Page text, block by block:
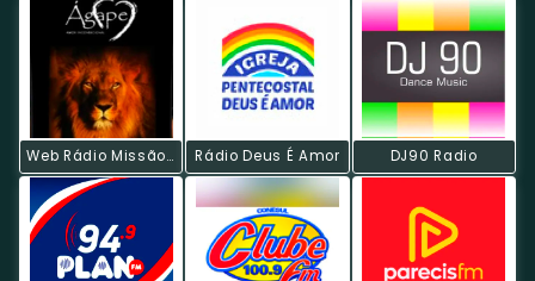
Web Rádio Missão Ágape Rádio Deus É Amor DJ90 Radio